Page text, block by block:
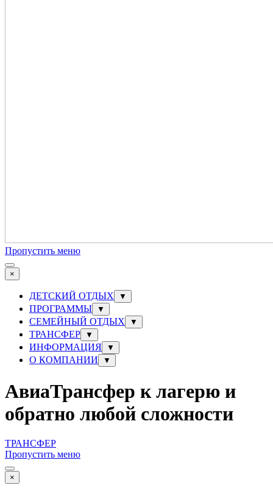
Пропустить меню
×
ДЕТСКИЙ ОТДЫХ ▼
ПРОГРАММЫ ▼
СЕМЕЙНЫЙ ОТДЫХ ▼
ТРАНСФЕР ▼
ИНФОРМАЦИЯ ▼
О КОМПАНИИ ▼
АвиаТрансфер к лагерю и
обратно любой сложности
ТРАНСФЕР
Пропустить меню
×